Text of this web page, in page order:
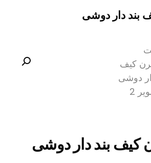
بند دار دوشی
کیف بند دار دوشی